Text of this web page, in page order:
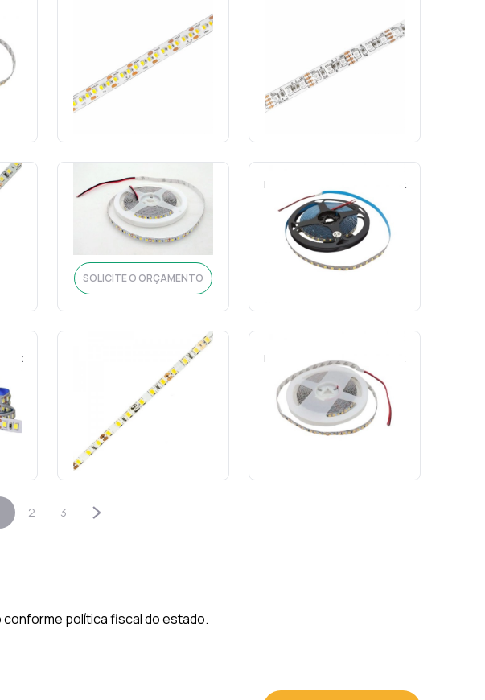
Fita LED 5m 12v IP20 7w 4000k
180led/m 10mm-Astraled
Cód.: 20605
SOLICITE O ORÇAMENTO
120led/m 8mm-Astraled
Cód.: 20630
SOLICITE O ORÇAMENTO
Fita LED 5m 12v IP20 11w 6500k
120led/m 8mm-Astraled
Cód.: 16279
SOLICITE O ORÇAMENTO
Fita LED 5m 12v IP20 12w 4000k
120led/m corte livre 8mm-
Gaya
Cód.: 16438
Fita LED 5m 12v IP20 14,2w
4000k 420led/m 8mm-
Nordecor
Cód.: 22079
SOLICITE O ORÇAMENTO
Fita LED 5m 12v IP20 14w 2700k
156led/m 10mm-Nordecor
Cód.: 14303
2 3
política fiscal do estado.